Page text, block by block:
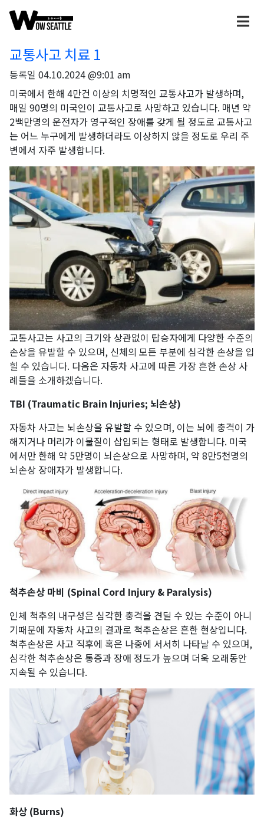
교통사고 치료 1
등록일 04.10.2024 @9:01 am
미국에서 한해 4만건 이상의 치명적인 교통사고가 발생하며,
매일 90명의 미국인이 교통사고로 사망하고 있습니다. 매년 약
2백만명의 운전자가 영구적인 장애를 갖게 될 정도로 교통사고
는 어느 누구에게 발생하더라도 이상하지 않을 정도로 우리 주
변에서 자주 발생합니다.
교통사고는 사고의 크기와 상관없이 탑승자에게 다양한 수준의
손상을 유발할 수 있으며, 신체의 모든 부분에 심각한 손상을 입
힐 수 있습니다. 다음은 자동차 사고에 따른 가장 흔한 손상 사
례들을 소개하겠습니다.
TBI (Traumatic Brain Injuries; 뇌손상)
자동차 사고는 뇌손상을 유발할 수 있으며, 이는 뇌에 충격이 가
해지거나 머리가 이물질이 삽입되는 형태로 발생합니다. 미국
에서만 한해 약 5만명이 뇌손상으로 사망하며, 약 8만5천명의
뇌손상 장애자가 발생합니다.
척추손상 마비 (Spinal Cord Injury & Paralysis)
인체 척추의 내구성은 심각한 충격을 견딜 수 있는 수준이 아니
기때문에 자동차 사고의 결과로 척추손상은 흔한 현상입니다.
척추손상은 사고 직후에 혹은 나중에 서서히 나타날 수 있으며,
심각한 척추손상은 통증과 장애 정도가 높으며 더욱 오래동안
지속될 수 있습니다.
화상 (Burns)